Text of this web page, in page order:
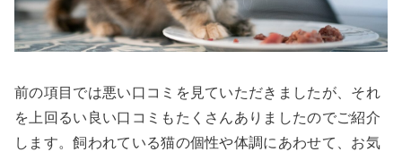
前の項目では悪い口コミを見ていただきましたが、それ
を上回るい良い口コミもたくさんありましたのでご紹介
します。飼われている猫の個性や体調にあわせて、お気